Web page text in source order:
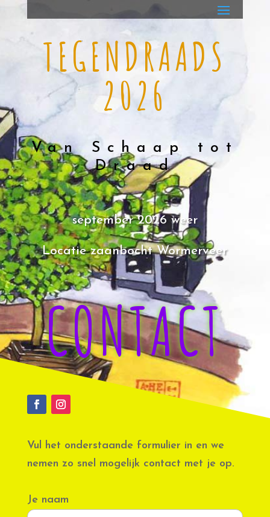
TEGENDRAADS
2026
Van Schaap tot
Draad
september 2026 weer
Locatie zaanbocht Wormerveer
CONTACT
Vul het onderstaande formulier in en we
nemen zo snel mogelijk contact met je op.
Je naam